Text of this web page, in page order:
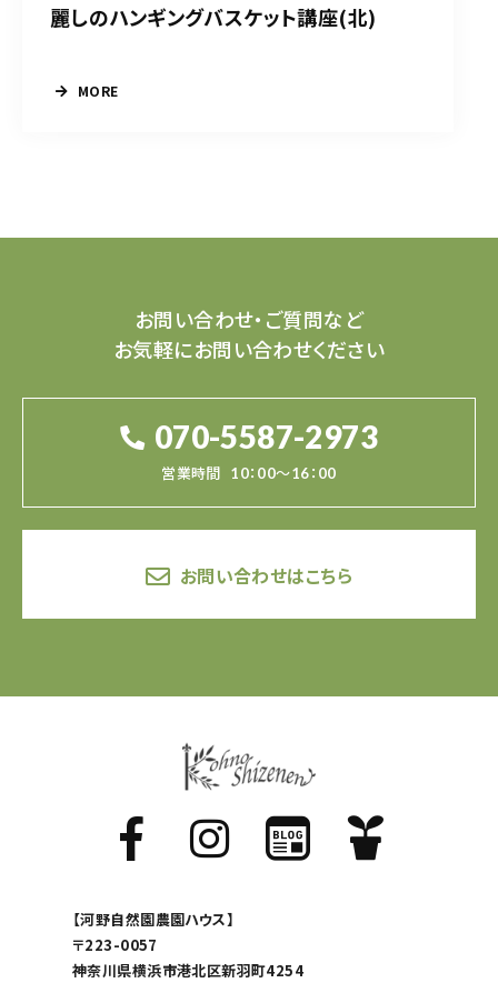
麗しのハンギングバスケット講座(北)
MORE
お問い合わせ・ご質問など
お気軽にお問い合わせください
070-5587-2973
営業時間 10：00～16：00
お問い合わせはこちら
【河野自然園農園ハウス】
〒223-0057
神奈川県横浜市港北区新羽町4254